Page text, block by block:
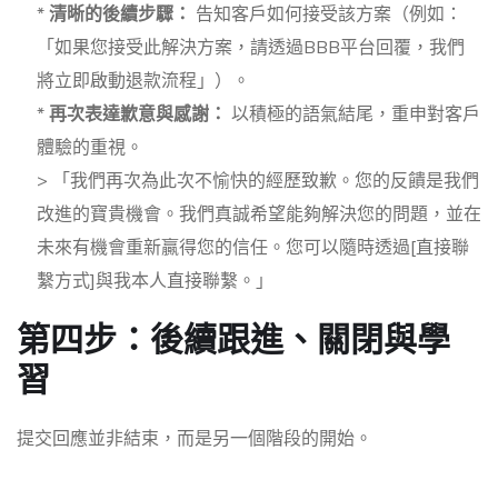
*清晰的後續步驟： 告知客戶如何接受該方案（例如：
「如果您接受此解決方案，請透過BBB平台回覆，我們
將立即啟動退款流程」）。
*再次表達歉意與感謝： 以積極的語氣結尾，重申對客戶
體驗的重視。
> 「我們再次為此次不愉快的經歷致歉。您的反饋是我們
改進的寶貴機會。我們真誠希望能夠解決您的問題，並在
未來有機會重新贏得您的信任。您可以隨時透過[直接聯
繫方式]與我本人直接聯繫。」
第四步：後續跟進、關閉與學
習
提交回應並非結束，而是另一個階段的開始。